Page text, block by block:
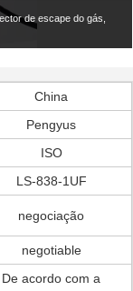
de escape do gás,
China
Pengyus
ISO
LS-838-1UF
negociação
negotiable
De acordo com a